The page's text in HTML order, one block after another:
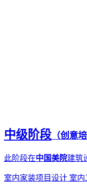
中级阶段 （创意
此阶段在中国美院建筑
室内家装项目设计 室内